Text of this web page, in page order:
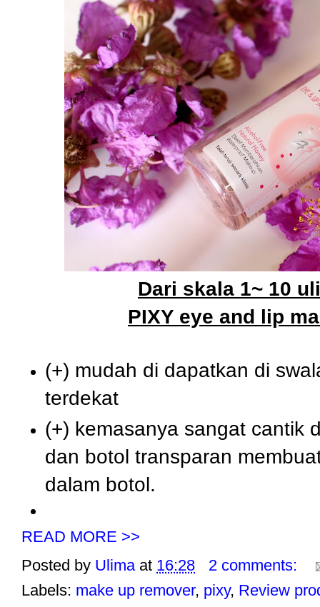
Dari skala 1~ 10
PIXY eye and lip
(+) mudah di dapatkan di
terdekat
(+) kemasanya sangat cantik
dan botol transparan
dalam botol.
READ MORE >>
Posted by Ulima at 16:28
2 comments:
Labels: make up remover, pixy, Review